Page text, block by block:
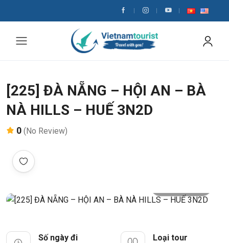
[225] ĐÀ NẴNG – HỘI AN – BÀ
NÀ HILLS – HUẾ 3N2D
0 (No Review)
Số ngày đi Loại tour